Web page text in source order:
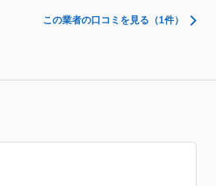
この業者の口コミを見る（1件）